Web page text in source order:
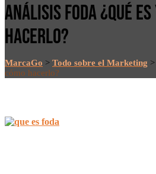
ANÁLISIS FODA ¿QUÉ ES
HACERLO?
MarcaGo > Todo sobre el Marketing >
cómo hacerlo?